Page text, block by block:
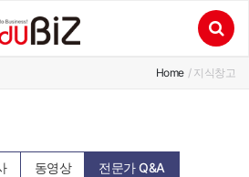
Home / 지식창고
동영상 전문가 Q&A